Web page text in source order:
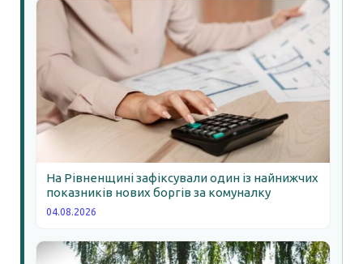
На Рівненщині зафіксували один із найнижчих
показників нових боргів за комуналку
04.08.2026